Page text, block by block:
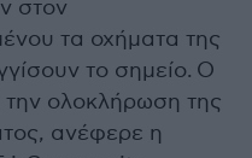
στον
τα οχήματα της
το σημείο. Ο
ολοκλήρωση της
ανέφερε η